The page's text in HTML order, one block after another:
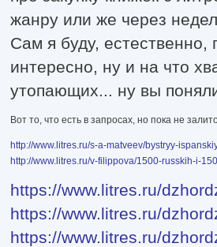
жанру или же через
Сам я буду, естественно,
интересно, ну и на что
утопающих... ну вы
Вот то, что есть в запросах, но пока не
http://www.litres.ru/s-a-matveev/bystryy-
http://www.litres.ru/v-filippova/1500-russkih-i-
https://www.litres.ru/
https://www.litres.ru/
https://www.litres.ru/